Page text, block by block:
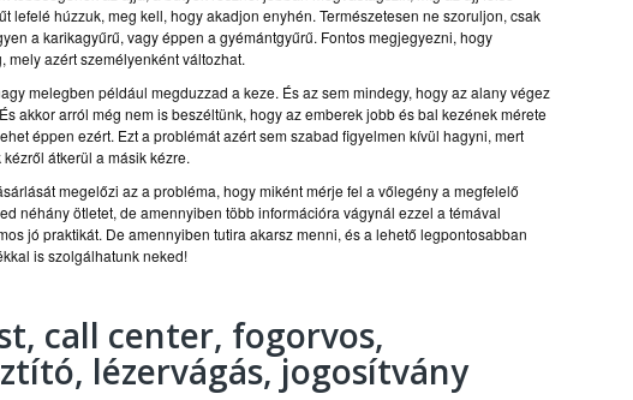
lefelé húzzuk, meg kell, hogy akadjon enyhén. Természetesen ne szoruljon, csak
a karikagyűrű, vagy éppen a gyémántgyűrű. Fontos megjegyezni, hogy
azért személyenként változhat.
melegben például megduzzad a keze. És az sem mindegy, hogy az alany végez
akkor arról még nem is beszéltünk, hogy az emberek jobb és bal kezének mérete
éppen ezért. Ezt a problémát azért sem szabad figyelmen kívül hagyni, mert
átkerül a másik kézre.
megelőzi az a probléma, hogy miként mérje fel a vőlegény a megfelelő
néhány ötletet, de amennyiben több információra vágynál ezzel a témával
jó praktikát. De amennyiben tutira akarsz menni, és a lehető legpontosabban
is szolgálhatunk neked!
call center, fogorvos,
lézervágás, jogosítvány